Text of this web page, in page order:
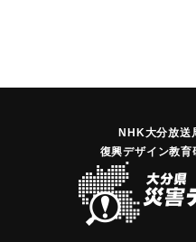
NHK大分放送
復興デザイン教